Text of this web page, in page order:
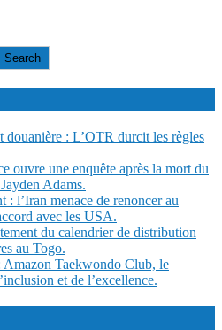
Search
douanière : L’OTR durcit les règles
ouvre une enquête après la mort du
Adams.
l’Iran menace de renoncer au
avec les USA.
du calendrier de distribution
au Togo.
Taekwondo Club, le
et de l’excellence.